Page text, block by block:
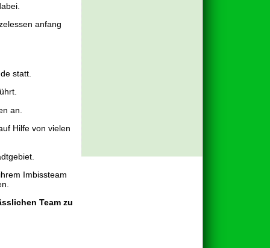
anfang
statt.
an.
Hilfe von vielen
Imbissteam
Team zu